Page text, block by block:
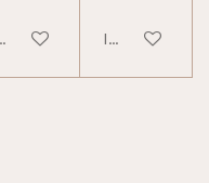
winkelwagenIn